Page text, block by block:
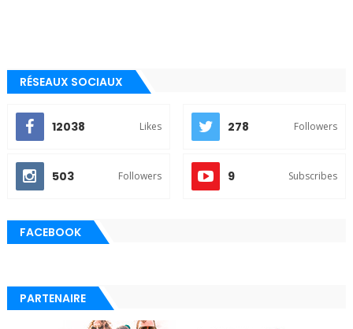
RÉSEAUX SOCIAUX
12038 Likes 278 Followers
503 Followers 9 Subscribes
FACEBOOK
PARTENAIRE